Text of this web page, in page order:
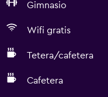
Gimnasio
Wifi gratis
Tetera/cafetera
Cafetera